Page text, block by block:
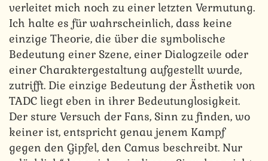
verleitet mich noch zu einer letzten Vermutung.
Ich halte es für wahrscheinlich, dass keine
einzige Theorie, die über die symbolische
Bedeutung einer Szene, einer Dialogzeile oder
einer Charaktergestaltung aufgestellt wurde,
zutrifft. Die einzige Bedeutung der Ästhetik von
TADC liegt eben in ihrer Bedeutunglosigkeit.
Der sture Versuch der Fans, Sinn zu finden, wo
keiner ist, entspricht genau jenem Kampf
gegen den Gipfel, den Camus beschreibt. Nur